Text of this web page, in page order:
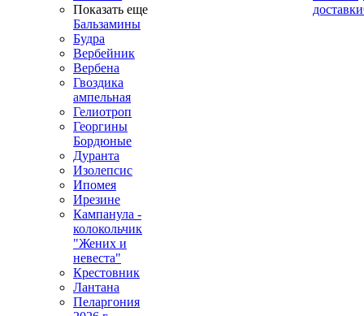
Показать еще
Бальзамины
Будра
Вербейник
Вербена
Гвоздика
ампельная
Гелиотроп
Георгины
Бордюные
Дуранта
Изолепсис
Ипомея
Ирезине
Кампанула -
колокольчик
"Жених и
невеста"
Крестовник
Лантана
Пеларгония
доставки